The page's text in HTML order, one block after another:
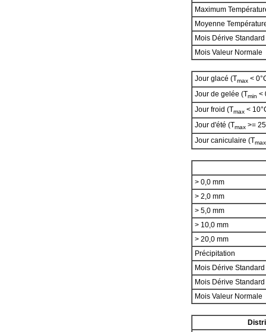
Maximum
Moyenne
Mois Dérive Standard
Mois Valeur Normale
Jour glacé (Tmax<
Jour de gelée (Tmin <
Jour froid (Tmax<
Jour d'été (Tmax>=
Jour caniculaire (Tmax
> 0,0 mm
> 2,0 mm
> 5,0 mm
> 10,0 mm
> 20,0 mm
Précipitation
Mois Dérive Standard
Mois Dérive Standard
Mois Valeur Normale